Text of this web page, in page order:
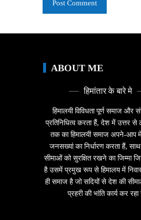
ABOUT ME
हिमांतार के बारे मे
हिमालयी विविधता पूर्ण समाज और
प्रतिनिधित्व करता हैं, देश में उत्तर से
तक का हिमालयी समाज अपने-आप
जनसख्यां का निर्धारण करता हैं,
सीमाओं को सुरक्षित रखने का जिम्मा
है उसमें प्रमुख रूप से हिमालय में
ही समाज है जो सदियों से देश की
प्रहरी की भांति कार्य कर रहा